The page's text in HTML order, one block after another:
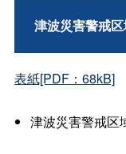
津波災害警戒区
表紙[PDF：68kB]
津波災害警戒区